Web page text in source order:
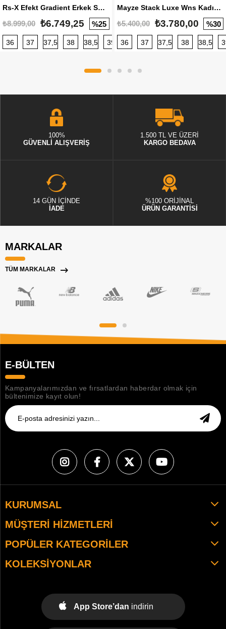
Rs-X Efekt Gradient Erkek Sneaker
₺8.999,00 ₺6.749,25 %25
36 37 37,5 38 38,5 39 40 40,5 41 42 42,5
Mayze Stack Luxe Wns Kadın Sneaker
₺5.400,00 ₺3.780,00 %30
36 37 37,5 38 38,5
100%
GÜVENLİ ALIŞVERİŞ
1.500 TL VE ÜZERİ
KARGO BEDAVA
14 GÜN İÇİNDE
İADE
%100 ORİJİNAL
ÜRÜN GARANTİSİ
MARKALAR
TÜM MARKALAR
E-BÜLTEN
Kampanyalarımızdan ve fırsatlardan haberdar olmak için
bültenimize kayıt olun!
KURUMSAL
MÜŞTERI HIZMETLERI
POPÜLER KATEGORILER
KOLEKSIYONLAR
App Store’dan indirin